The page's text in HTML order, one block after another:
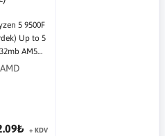
5 9500F
Up to 5
AM5
(Fansız)
AMD
+ KDV